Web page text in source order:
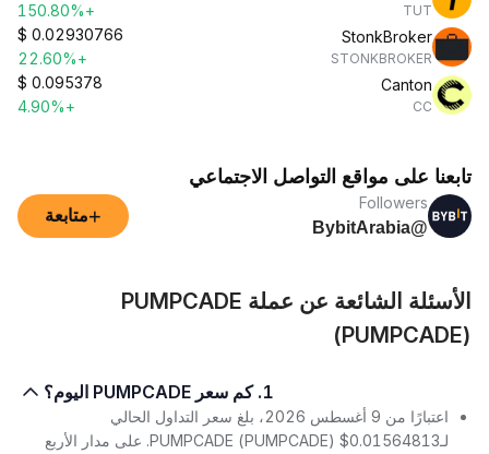
TUT
+150.80%
StonkBroker
STONKBROKER
$ 0.02930766
+22.60%
Canton
CC
$ 0.095378
+4.90%
تابعنا على مواقع التواصل الاجتماعي
Followers
@BybitArabia
+متابعة
الأسئلة الشائعة عن عملة PUMPCADE
(PUMPCADE)
1. كم سعر PUMPCADE اليوم؟
اعتبارًا من 9 أغسطس 2026، بلغ سعر التداول الحالي
لـPUMPCADE (PUMPCADE) $0.01564813. على مدار الأربع